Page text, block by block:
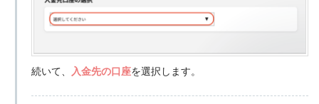
続いて、 入金先の口座を選択します。